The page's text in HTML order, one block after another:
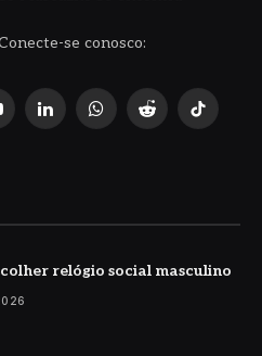
se conosco:
LinkedInWhatsApp
Reddit TikTok
relógio social masculino